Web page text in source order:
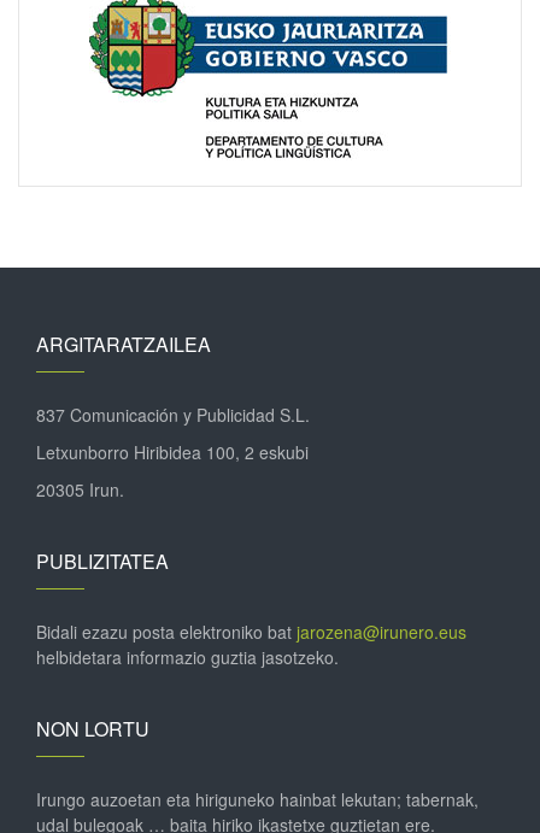
ARGITARATZAILEA
837 Comunicación y Publicidad S.L.
Letxunborro Hiribidea 100, 2 eskubi
20305 Irun.
PUBLIZITATEA
Bidali ezazu posta elektroniko bat jarozena@irunero.eus
helbidetara informazio guztia jasotzeko.
NON LORTU
Irungo auzoetan eta hiriguneko hainbat lekutan; tabernak,
udal bulegoak … baita hiriko ikastetxe guztietan ere.